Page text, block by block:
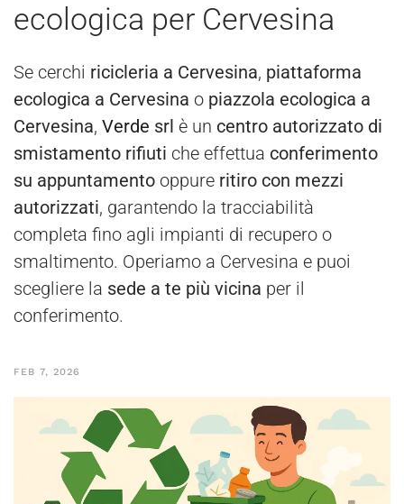
ecologica per Cervesina
Se cerchi ricicleria a Cervesina, piattaforma
ecologica a Cervesina o piazzola ecologica a
Cervesina, Verde srl è un centro autorizzato di
smistamento rifiuti che effettua conferimento
su appuntamento oppure ritiro con mezzi
autorizzati, garantendo la tracciabilità
completa fino agli impianti di recupero o
smaltimento. Operiamo a Cervesina e puoi
scegliere la sede a te più vicina per il
conferimento.
FEB 7, 2026